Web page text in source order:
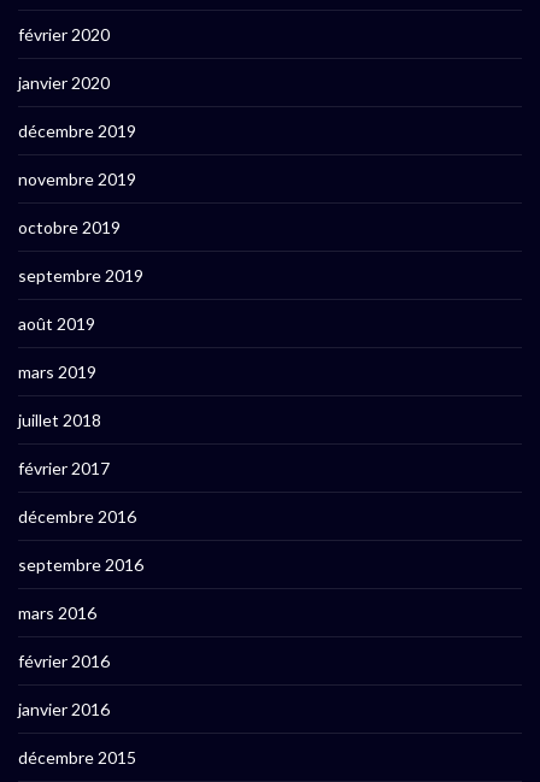
février 2020
janvier 2020
décembre 2019
novembre 2019
octobre 2019
septembre 2019
août 2019
mars 2019
juillet 2018
février 2017
décembre 2016
septembre 2016
mars 2016
février 2016
janvier 2016
décembre 2015